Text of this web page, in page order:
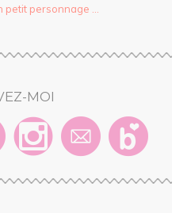
petit personnage ...
MOI